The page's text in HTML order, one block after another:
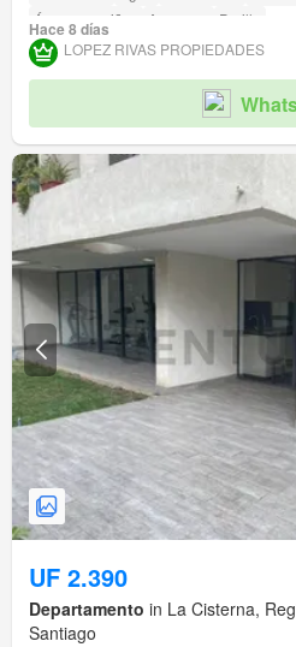
Área para niños
Ascensor
Parilla
Acceso para personas con discapacidad
Hace 8 días
LOPEZ RIVAS PROPIEDADES
UF 2.390
Departamento in La Cisterna,
Santiago